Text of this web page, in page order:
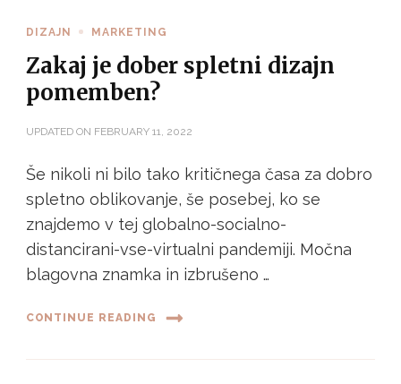
DIZAJN MARKETING
Zakaj je dober spletni dizajn
pomemben?
UPDATED ON FEBRUARY 11, 2022
Še nikoli ni bilo tako kritičnega časa za dobro
spletno oblikovanje, še posebej, ko se
znajdemo v tej globalno-socialno-
distancirani-vse-virtualni pandemiji. Močna
blagovna znamka in izbrušeno …
CONTINUE READING